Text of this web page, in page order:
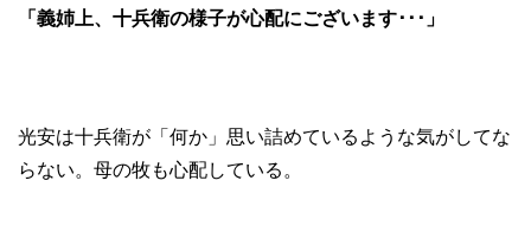
「義姉上、十兵衛の様子が心配にございます･･･」
光安は十兵衛が「何か」思い詰めているような気がしてな
らない。母の牧も心配している。